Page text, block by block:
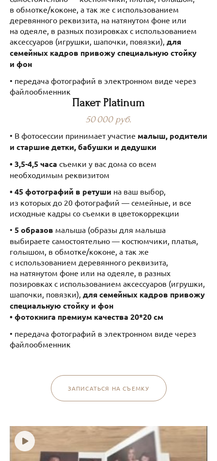
в обмотке/коконе, а так же с использованием
деревянного реквизита, на натянутом фоне или
на одеяле, в разных позировках с использованием
аксессуаров (игрушки, шапочки, повязки), для
семейных кадров привожу специальную стойку
и фон
• передача фотографий в электронном виде через
файлообменник
Пакет Platinum
50 000 руб.
• В фотосессии принимает участие малыш, родители
и старшие детки, бабушки и дедушки
• 3,5-4,5 часа съемки у вас дома со всем
необходимым реквизитом
• 45 фотографий в ретуши на ваш выбор,
из которых до 20 фотографий — семейные, и все
исходные кадры со съемки в цветокоррекции
• 5 образов малыша (образы для малыша
выбираете самостоятельно — костюмчики, платья,
голышом, в обмотке/коконе, а так же
с использованием деревянного реквизита,
на натянутом фоне или на одеяле, в разных
позировках с использованием аксессуаров (игрушки,
шапочки, повязки), для семейных кадров привожу
специальную стойку и фон
• фотокнига премиум качества 20*20 см‌
• передача фотографий в электронном виде через
файлообменник
ЗАПИСАТЬСЯ НА СЪЕМКУ